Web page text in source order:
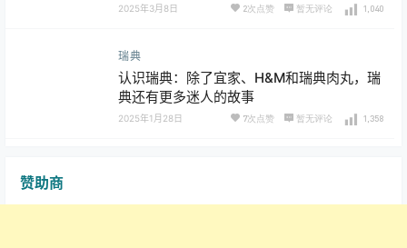
2025年3月8日 2次点赞 暂无评论 1,040
瑞典
认识瑞典：除了宜家、H&M和瑞典肉丸，瑞
典还有更多迷人的故事
2025年1月28日 7次点赞 暂无评论 1,358
赞助商